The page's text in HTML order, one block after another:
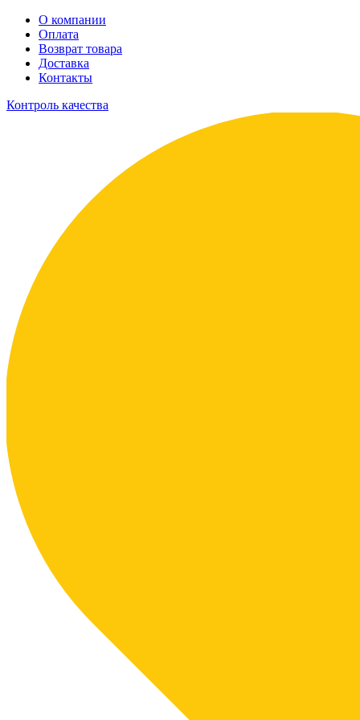
О компании
Оплата
Возврат товара
Доставка
Контакты
Контроль качества